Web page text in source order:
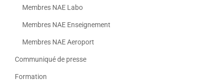
Membres NAE Labo
Membres NAE Enseignement
Membres NAE Aeroport
Communiqué de presse
Formation